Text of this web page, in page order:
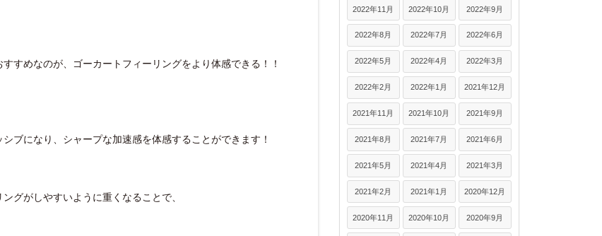
すめなのが、ゴーカートフィーリングをより体感できる！！
ブになり、シャープな加速感を体感することができます！
グがしやすいように重くなることで、
2022年11月 2022年10月 2022年9月
2022年8月 2022年7月 2022年6月
2022年5月 2022年4月 2022年3月
2022年2月 2022年1月 2021年12月
2021年11月 2021年10月 2021年9月
2021年8月 2021年7月 2021年6月
2021年5月 2021年4月 2021年3月
2021年2月 2021年1月 2020年12月
2020年11月 2020年10月 2020年9月